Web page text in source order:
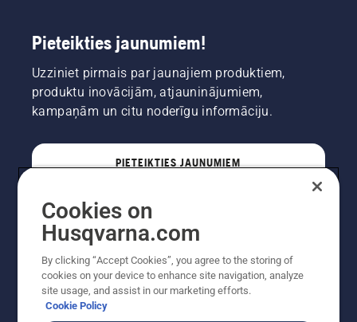
Pieteikties jaunumiem!
Uzziniet pirmais par jaunajiem produktiem,
produktu inovācijām, atjauninājumiem,
kampaņām un citu noderīgu informāciju.
PIETEIKTIES JAUNUMIEM
Cookies on
Husqvarna.com
By clicking “Accept Cookies”, you agree to the storing of
cookies on your device to enhance site navigation, analyze
site usage, and assist in our marketing efforts.
Cookie Policy